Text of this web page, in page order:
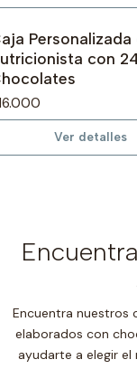
Personalizada
con
Ver detalles
Encuentra nuestros
elaborados con
ayudarte a elegir